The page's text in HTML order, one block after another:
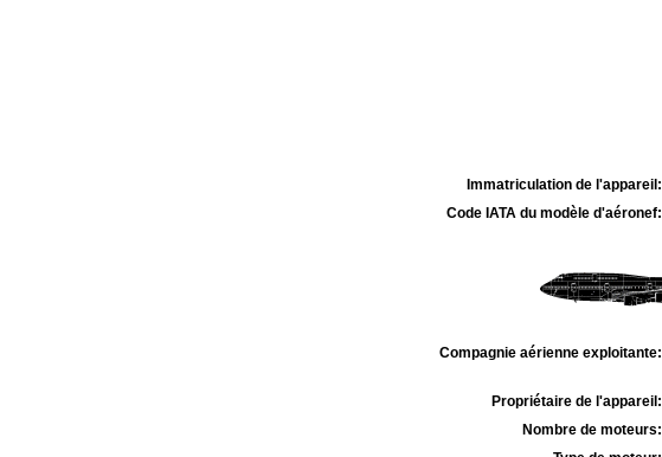
Immatriculation de l'appareil:
Code IATA du modèle d'aéronef:
Compagnie aérienne exploitante:
Propriétaire de l'appareil:
Nombre de moteurs: